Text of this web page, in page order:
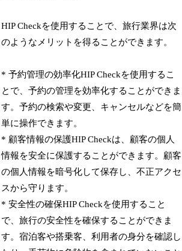
HIP Checkを使用することで、旅行業界は次
のようなメリットを得ることができます。
* 予約管理の効率化HIP Checkを使用するこ
とで、予約の管理を効率化することができま
す。予約の検索や変更、キャンセルなどを簡
単に操作できます。
* 顧客情報の保護HIP Checkは、顧客の個人
情報を安全に保護することができます。顧客
の個人情報を暗号化して保存し、不正アクセ
スから守ります。
* 安全性の確保HIP Checkを使用すること
で、旅行の安全性を確保することができま
す。宿泊客や搭乗客、利用者の身分を確認し